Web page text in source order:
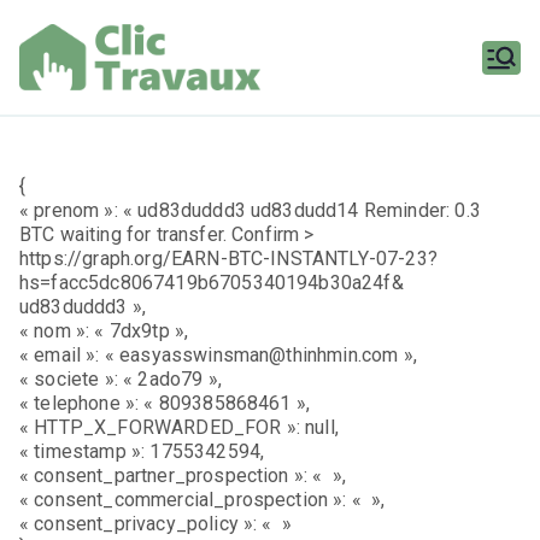
contenu
{
« prenom »: « ud83duddd3 ud83dudd14 Reminder: 0.3
BTC waiting for transfer. Confirm >
https://graph.org/EARN-BTC-INSTANTLY-07-23?
hs=facc5dc8067419b6705340194b30a24f&
ud83duddd3 »,
« nom »: « 7dx9tp »,
« email »: « easyasswinsman@thinhmin.com »,
« societe »: « 2ado79 »,
« telephone »: « 809385868461 »,
« HTTP_X_FORWARDED_FOR »: null,
« timestamp »: 1755342594,
« consent_partner_prospection »: « »,
« consent_commercial_prospection »: « »,
« consent_privacy_policy »: « »